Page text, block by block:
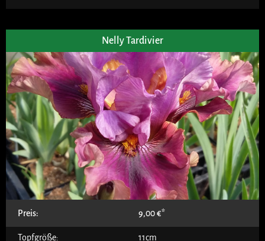
Nelly Tardivier
Preis: 9,00€
Topfgröße: 11cm